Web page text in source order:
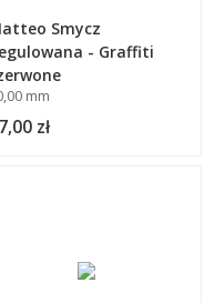
Smycz
- Graffiti
mm
zł